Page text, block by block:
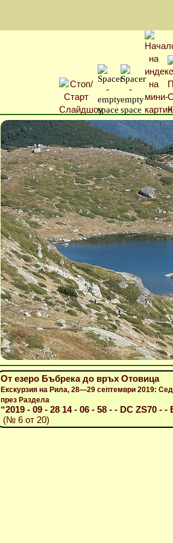
От езеро Бъбрека до връх Отовица
Екскурзия на Рила, 28—29 септември 2019:
през Раздела
“2019 - 09 - 28 14 - 06 - 58 - - DC ZS70 -
(№ 6 от 20)